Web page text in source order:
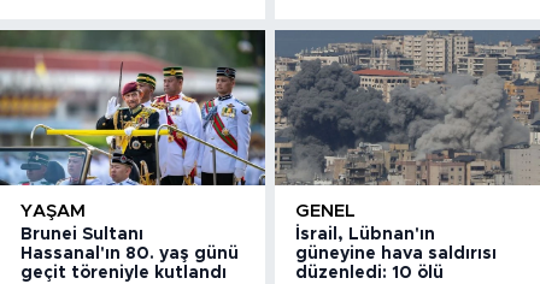
YAŞAM
Brunei Sultanı
Hassanal'ın 80. yaş günü
geçit töreniyle kutlandı
GENEL
İsrail, Lübnan'ın
güneyine hava saldırısı
düzenledi: 10 ölü